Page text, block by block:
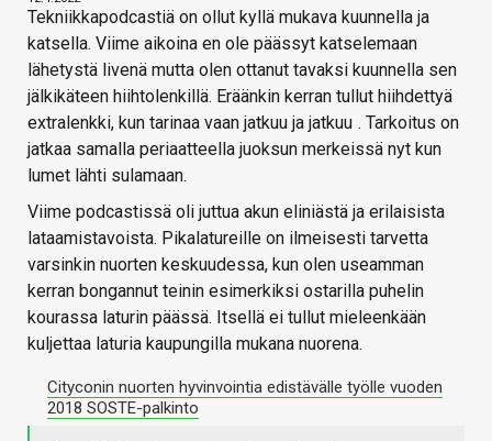
Tekniikkapodcastiä on ollut kyllä mukava kuunnella ja
katsella. Viime aikoina en ole päässyt katselemaan
lähetystä livenä mutta olen ottanut tavaksi kuunnella sen
jälkikäteen hiihtolenkillä. Eräänkin kerran tullut hiihdettyä
extralenkki, kun tarinaa vaan jatkuu ja jatkuu . Tarkoitus on
jatkaa samalla periaatteella juoksun merkeissä nyt kun
lumet lähti sulamaan.
Viime podcastissä oli juttua akun eliniästä ja erilaisista
lataamistavoista. Pikalatureille on ilmeisesti tarvetta
varsinkin nuorten keskuudessa, kun olen useamman
kerran bongannut teinin esimerkiksi ostarilla puhelin
kourassa laturin päässä. Itsellä ei tullut mieleenkään
kuljettaa laturia kaupungilla mukana nuorena.
Cityconin nuorten hyvinvointia edistävälle työlle vuoden
2018 SOSTE-palkinto